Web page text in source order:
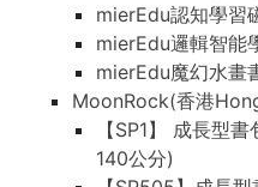
mierEdu認知學習
mierEdu邏輯智能
mierEdu魔幻水畫
MoonRock(香港
【SP1】 成長型
140公分)